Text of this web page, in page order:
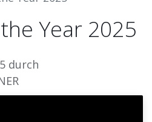
Year 2025
durch